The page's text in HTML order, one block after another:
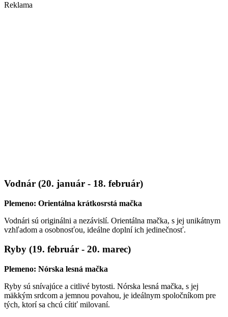
Reklama
Vodnár (20. január - 18. február)
Plemeno: Orientálna krátkosrstá mačka
Vodnári sú originálni a nezávislí. Orientálna mačka, s jej unikátnym
vzhľadom a osobnosťou, ideálne doplní ich jedinečnosť.
Ryby (19. február - 20. marec)
Plemeno: Nórska lesná mačka
Ryby sú snívajúce a citlivé bytosti. Nórska lesná mačka, s jej
mäkkým srdcom a jemnou povahou, je ideálnym spoločníkom pre
tých, ktorí sa chcú cítiť milovaní.